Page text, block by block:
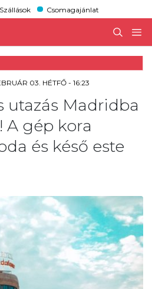
Szállások Csomagajánlat
03. HÉTFŐ - 16:23
utazás Madridba
A gép kora
és késő este